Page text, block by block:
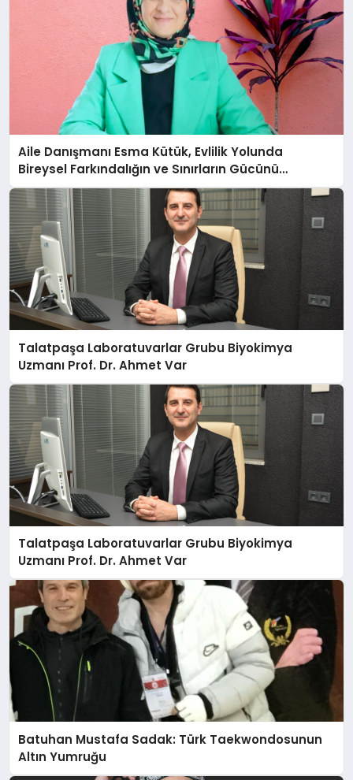
Aile Danışmanı Esma Kütük, Evlilik Yolunda
Bireysel Farkındalığın ve Sınırların Gücünü
Anlatıyor
Talatpaşa Laboratuvarlar Grubu Biyokimya
Uzmanı Prof. Dr. Ahmet Var
Talatpaşa Laboratuvarlar Grubu Biyokimya
Uzmanı Prof. Dr. Ahmet Var
Batuhan Mustafa Sadak: Türk Taekwondosunun
Altın Yumruğu